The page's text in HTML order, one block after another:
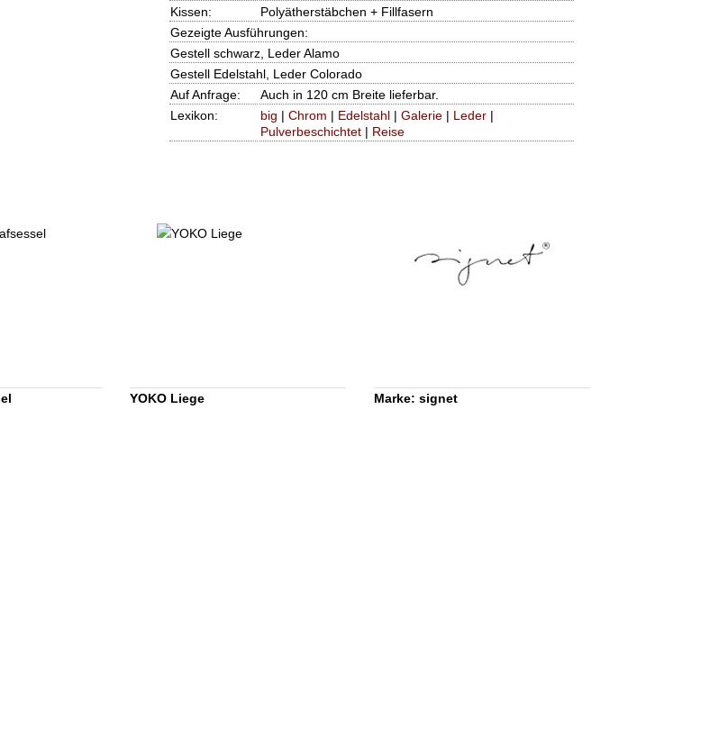
Kissen:
Polyätherstäbchen + Fillfasern
Gezeigte Ausführungen:
Gestell schwarz, Leder Alamo
Gestell Edelstahl, Leder Colorado
Auf Anfrage:
Auch in 120 cm Breite lieferbar.
Lexikon:
big | Chrom | Edelstahl| Galerie| Leder|
Pulverbeschichtet| Reise
YOKO Liege Marke: signet